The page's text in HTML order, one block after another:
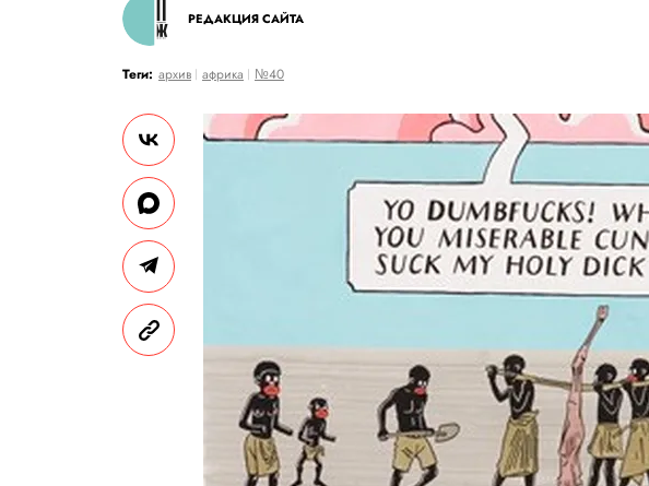
РЕДАКЦИЯ САЙТА
Теги: архив африка №40